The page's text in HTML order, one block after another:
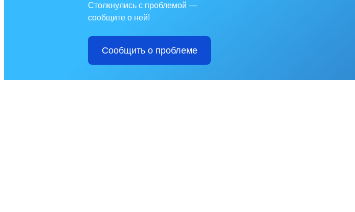
Столкнулись с проблемой —
сообщите о ней!
Сообщить о проблеме